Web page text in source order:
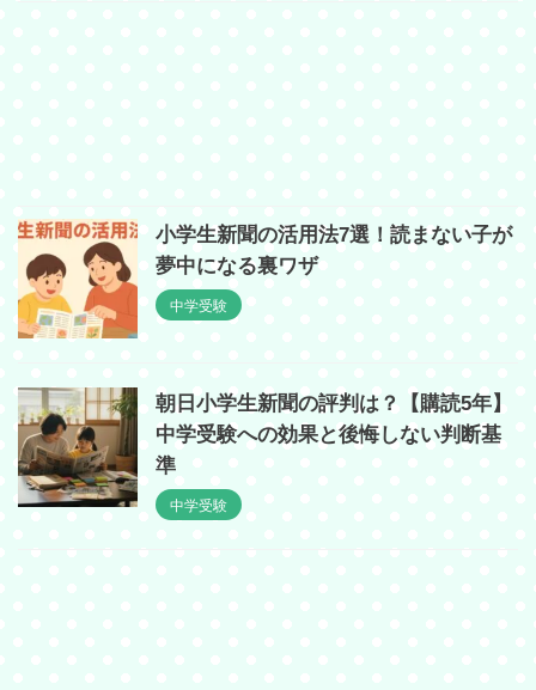
小学生新聞の活用法7選！読まない子が
夢中になる裏ワザ
中学受験
朝日小学生新聞の評判は？【購読5年】
中学受験への効果と後悔しない判断基
準
中学受験